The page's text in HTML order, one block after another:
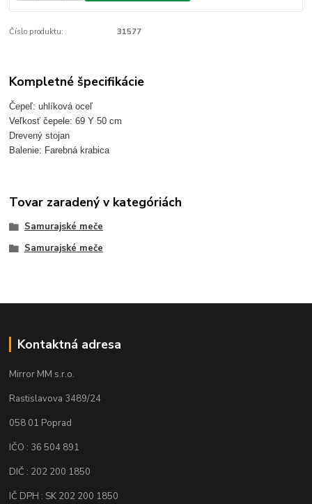
Číslo produktu: 31577
Kompletné špecifikácie
Čepeľ: uhlíková oceľ
Veľkosť čepele: 69 Y 50 cm
Drevený stojan
Balenie: Farebná krabica
Tovar zaradený v kategóriách
Samurajské meče
Samurajské meče
Kontaktná adresa
Mirror MM s.r.o.
Rastislavova 3489/24
058 01 Poprad
IČO : 36 504 891
DIČ : 202 200 1850
IČ DPH : SK 202 200 1850